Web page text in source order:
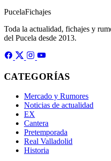
PucelaFichajes
Toda la actualidad, fichajes y
del Pucela desde 2013.
CATEGORÍAS
Mercado y Rumores
Noticias de actualidad
EX
Cantera
Pretemporada
Real Valladolid
Historia